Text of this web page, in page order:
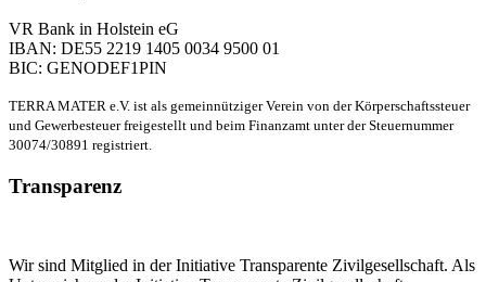
VR Bank in Holstein eG
IBAN: DE55 2219 1405 0034 9500 01
BIC: GENODEF1PIN
TERRA MATER e.V. ist als gemeinnütziger Verein von der Körperschaftssteuer
und Gewerbesteuer freigestellt und beim Finanzamt unter der Steuernummer
30074/30891 registriert.
Transparenz
Wir sind Mitglied in der Initiative Transparente Zivilgesellschaft. Als